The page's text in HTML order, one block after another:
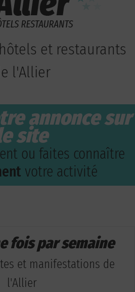
et restaurants
l'Allier
annonce sur
site
ou faites connaître
votre activité
fois par semaine
et manifestations de
l'Allier